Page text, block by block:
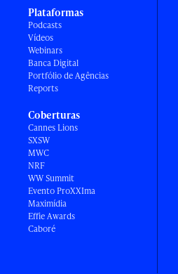
Plataformas
Podcasts
Vídeos
Webinars
Banca Digital
Portfólio de Agências
Reports
Coberturas
Cannes Lions
SXSW
MWC
NRF
WW Summit
Evento ProXXIma
Maximídia
Effie Awards
Caboré